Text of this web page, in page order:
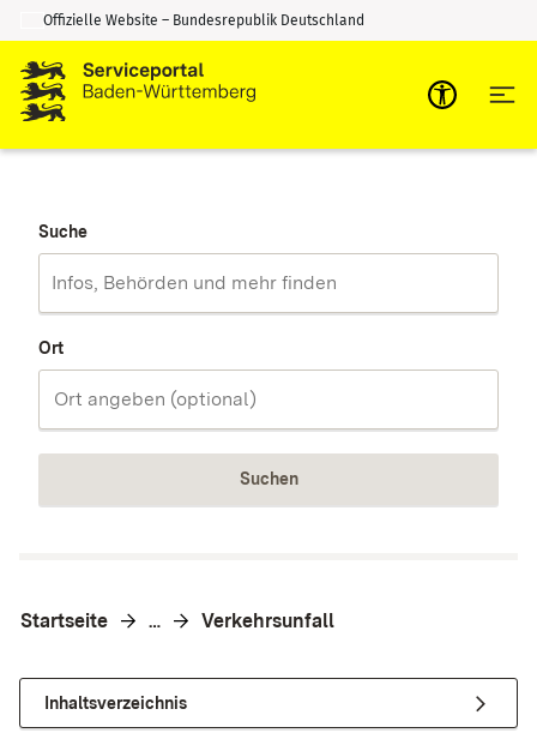
Zum Inhalt springen
Zur Suche springen
Offizielle Website – Bundesrepublik Deutschland
Suche
Ort
Suchen
Startseite … Verkehrsunfall
Inhaltsverzeichnis